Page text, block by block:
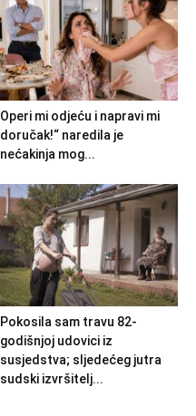
Operi mi odjeću i napravi mi
doručak!“ naredila je
nećakinja mog...
Pokosila sam travu 82-
godišnjoj udovici iz
susjedstva; sljedećeg jutra
sudski izvršitelj...